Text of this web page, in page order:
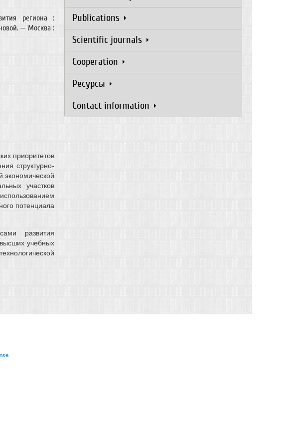
региона :
— Москва :
приоритетов
структурно-
экономической
участков
потенциала
развития
учебных
Publications
Scientific journals
Cooperation
Ресурсы
Contact information